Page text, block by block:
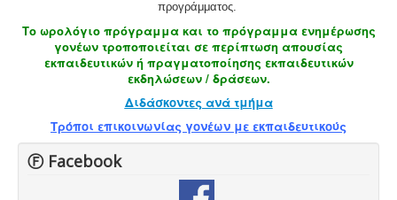
προγράμματος.
Το ωρολόγιο πρόγραμμα και το πρόγραμμα ενημέρωσης
γονέων τροποποιείται σε περίπτωση απουσίας
εκπαιδευτικών ή πραγματοποίησης εκπαιδευτικών
εκδηλώσεων / δράσεων.
Διδάσκοντες ανά τμήμα
Τρόποι επικοινωνίας γονέων με εκπαιδευτικούς
Ⓕ Facebook